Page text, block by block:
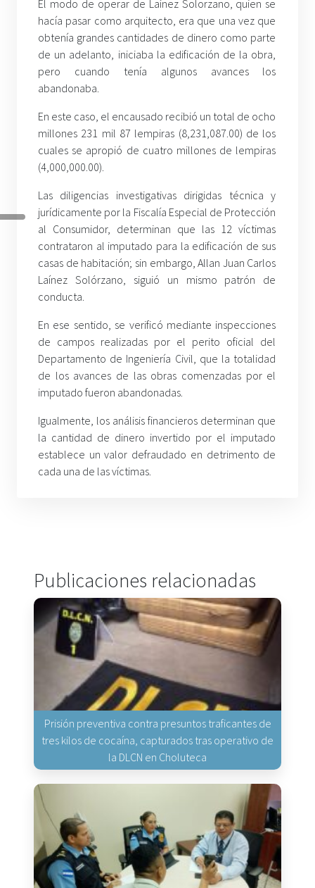
El modo de operar de Laínez Solorzano, quien se
hacía pasar como arquitecto, era que una vez que
obtenía grandes cantidades de dinero como parte
de un adelanto, iniciaba la edificación de la obra,
pero cuando tenía algunos avances los
abandonaba.
En este caso, el encausado recibió un total de ocho
millones 231 mil 87 lempiras (8,231,087.00) de los
cuales se apropió de cuatro millones de lempiras
(4,000,000.00).
Las diligencias investigativas dirigidas técnica y
jurídicamente por la Fiscalía Especial de Protección
al Consumidor, determinan que las 12 víctimas
contrataron al imputado para la edificación de sus
casas de habitación; sin embargo, Allan Juan Carlos
Laínez Solórzano, siguió un mismo patrón de
conducta.
En ese sentido, se verificó mediante inspecciones
de campos realizadas por el perito oficial del
Departamento de Ingeniería Civil, que la totalidad
de los avances de las obras comenzadas por el
imputado fueron abandonadas.
Igualmente, los análisis financieros determinan que
la cantidad de dinero invertido por el imputado
establece un valor defraudado en detrimento de
cada una de las víctimas.
Publicaciones relacionadas
Prisión preventiva contra presuntos traficantes de
tres kilos de cocaína, capturados tras operativo de
la DLCN en Choluteca